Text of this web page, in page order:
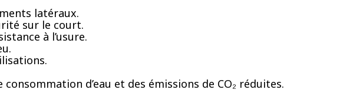
latéraux.
sur le court.
à l’usure.
d’eau et des émissions de CO₂ réduites.